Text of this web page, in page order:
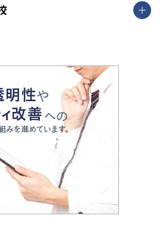
長野県
京都府 奈良県
和歌山県
岡山県 広島県
高知県
長崎県 熊本県
沖縄県
区町村ランキング
の受験を成功させる方法
な人注目！最短距離の学力
」相談室
策
中学受験のリアル
が徹底解説！ 大学受験の羅
・高校